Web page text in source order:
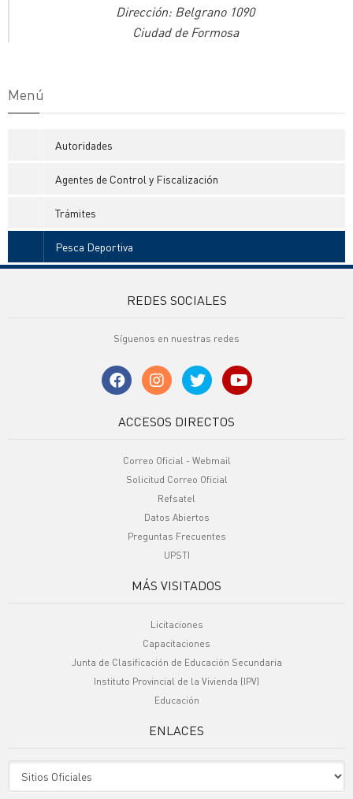
Dirección: Belgrano 1090
Ciudad de Formosa
Menú
Autoridades
Agentes de Control y Fiscalización
Trámites
Pesca Deportiva
REDES SOCIALES
Síguenos en nuestras redes
ACCESOS DIRECTOS
Correo Oficial - Webmail
Solicitud Correo Oficial
Refsatel
Datos Abiertos
Preguntas Frecuentes
UPSTI
MÁS VISITADOS
Licitaciones
Capacitaciones
Junta de Clasificación de Educación Secundaria
Instituto Provincial de la Vivienda (IPV)
Educación
ENLACES